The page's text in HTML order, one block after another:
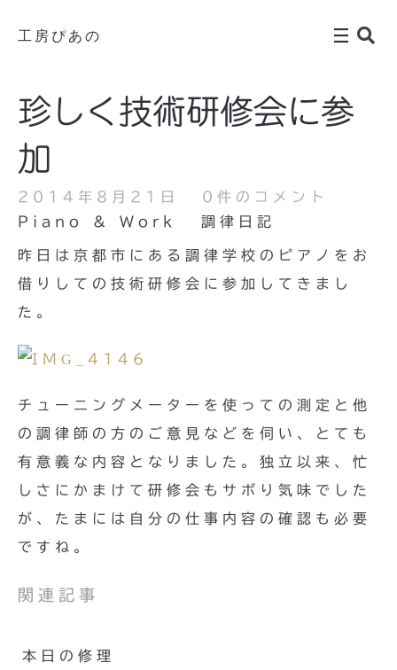
工房ぴあの
珍しく技術研修会に参
加
2014年8月21日
0件のコメント
Piano & Work
調律日記
昨日は京都市にある調律学校のピアノをお
借りしての技術研修会に参加してきまし
た。
チューニングメーターを使っての測定と他
の調律師の方のご意見などを伺い、とても
有意義な内容となりました。独立以来、忙
しさにかまけて研修会もサボり気味でした
が、たまには自分の仕事内容の確認も必要
ですね。
関連記事
本日の修理